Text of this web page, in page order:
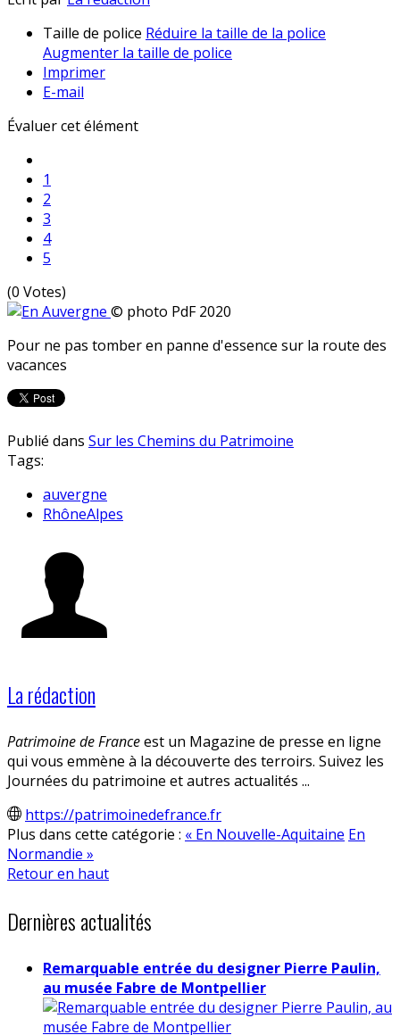
Taille de police Réduire la taille de la police
Augmenter la taille de police
Imprimer
E-mail
Évaluer cet élément
1
2
3
4
5
(0 Votes)
© photo PdF 2020
Pour ne pas tomber en panne d'essence sur la route des
vacances
Publié dans Sur les Chemins du Patrimoine
Tags:
auvergne
RhôneAlpes
La rédaction
Patrimoine de Franceest un Magazine de presse en ligne
qui vous emmène à la découverte des terroirs. Suivez les
Journées du patrimoine et autres actualités ...
https://patrimoinedefrance.fr
Plus dans cette catégorie : « En Nouvelle-Aquitaine En
Normandie »
Retour en haut
Dernières actualités
Remarquable entrée du designer Pierre Paulin,
au musée Fabre de Montpellier